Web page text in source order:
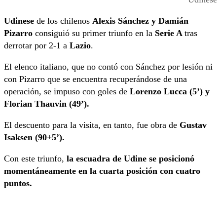
Udinese de los chilenos Alexis Sánchez y Damián
Pizarro consiguió su primer triunfo en la Serie A tras
derrotar por 2-1 a Lazio.
El elenco italiano, que no contó con Sánchez por lesión ni
con Pizarro que se encuentra recuperándose de una
operación, se impuso con goles de Lorenzo Lucca (5’) y
Florian Thauvin (49’).
El descuento para la visita, en tanto, fue obra de Gustav
Isaksen (90+5’).
Con este triunfo, la escuadra de Udine se posicionó
momentáneamente en la cuarta posición con cuatro
puntos.